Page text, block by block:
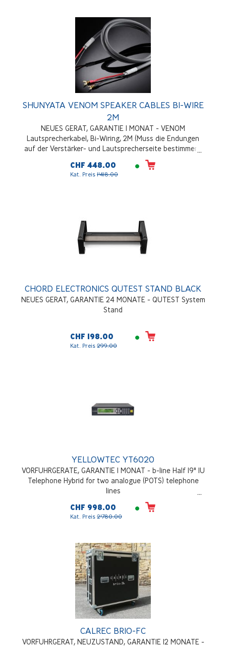
SHUNYATA VENOM SPEAKER CABLES BI-WIRE
2M
NEUES GERAT, GARANTIE 1 MONAT - VENOM
Lautsprecherkabel, Bi-Wiring, 2M (Muss die Endungen
auf der Verstärker- und Lautsprecherseite bestimmen),
CHF 448.00
Kat. Preis 1'418.00
CHORD ELECTRONICS QUTEST STAND BLACK
NEUES GERAT, GARANTIE 24 MONATE - QUTEST System
Stand
CHF 198.00
Kat. Preis 299.00
YELLOWTEC YT6020
VORFUHRGERATE, GARANTIE 1 MONAT - b-line Half 19" 1U
Telephone Hybrid for two analogue (POTS) telephone
lines
CHF 998.00
Kat. Preis 2'780.00
CALREC BRIO-FC
VORFUHRGERAT, NEUZUSTAND, GARANTIE 12 MONATE -